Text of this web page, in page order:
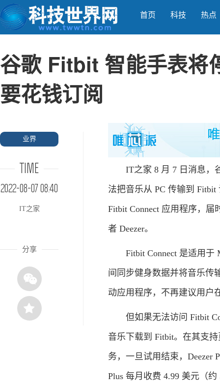
首页 科技 热点
谷歌 Fitbit 智能手表将
要花钱订阅
业界
TIME
2022-08-07 08:40
IT之家
分享
IT之家 8 月 7 日消息，谷
法把音乐从 PC 传输到
Fitbit Connect 应用程序，届
者 Deezer。
Fitbit Connect 是适用于
间同步健身数据并将音乐传
动应用程序，不再建议用户
但如果无法访问 Fitbit
音乐下载到 Fitbit。在其支
务，一旦试用结束，Deezer
Plus 每月收费 4.99 美元（